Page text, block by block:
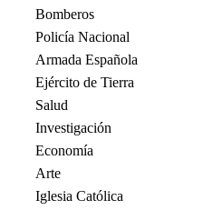
Bomberos
Policía Nacional
Armada Española
Ejército de Tierra
Salud
Investigación
Economía
Arte
Iglesia Católica